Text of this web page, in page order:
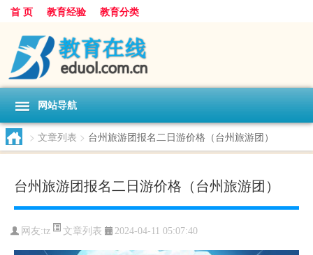
首 页 教育经验 教育分类
网站导航
> 文章列表 > 台州旅游团报名二日游价格（台州旅游团）
台州旅游团报名二日游价格（台州旅游团）
网友:tz 文章列表 2024-04-11 05:07:40